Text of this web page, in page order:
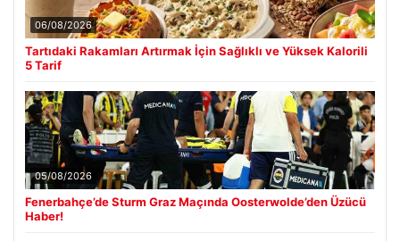
06/08/2026
Tartıdaki Rakamları Artırmak İçin Sağlıklı ve Yüksek Kalorili
5 Tarif
05/08/2026
Fenerbahçe’de Sturm Graz Maçında Oosterwolde’den Üzücü
Haber!